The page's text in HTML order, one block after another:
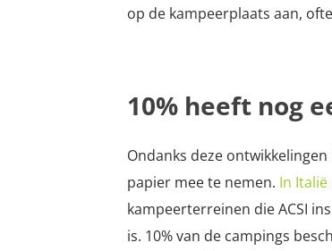
op de kampeerplaats aan,
10% heeft nog
Ondanks deze
papier mee te nemen. In Italië
kampeerterreinen die ACSI
is. 10% van de campings